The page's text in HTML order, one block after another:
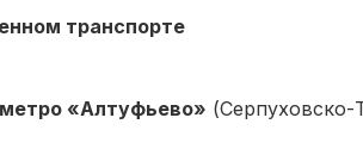
транспорте
«Алтуфьево» (Серпуховско-